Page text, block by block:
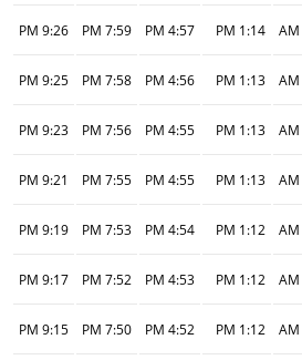
1:14 PM
4:57 PM
7:59 PM
9:26 PM
1:13 PM
4:56 PM
7:58 PM
9:25 PM
1:13 PM
4:55 PM
7:56 PM
9:23 PM
1:13 PM
4:55 PM
7:55 PM
9:21 PM
1:12 PM
4:54 PM
7:53 PM
9:19 PM
1:12 PM
4:53 PM
7:52 PM
9:17 PM
1:12 PM
4:52 PM
7:50 PM
9:15 PM